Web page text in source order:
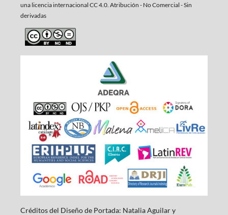
una licencia internacional CC 4.0. Atribución - No Comercial - Sin
derivadas
Créditos del Diseño de Portada: Natalia Aguilar y